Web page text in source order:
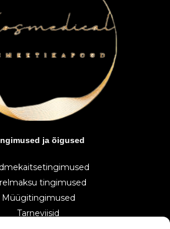
ja õigused
tingimused
Müügitingimused
Tarneviisid